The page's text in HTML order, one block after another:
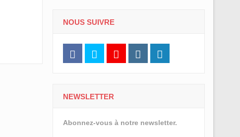
NOUS SUIVRE
NEWSLETTER
Abonnez-vous à notre newsletter.